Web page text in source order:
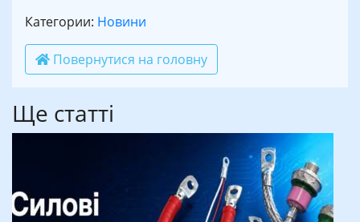
Категории: Новини
Повернутися на головну
Ще статті